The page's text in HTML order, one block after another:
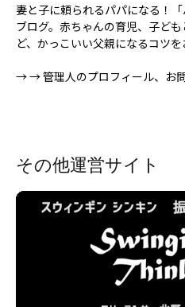
妻と子に頼られるパパになる！
ブログ。赤ちゃんの育児、子ど
ど、かっこいい父親になるコツを
→→ 管理人のプロフィール、お
その他運営サイト